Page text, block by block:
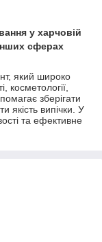
у харчовій
сферах
який широко
косметології,
зберігати
якість випічки. У
та ефективне